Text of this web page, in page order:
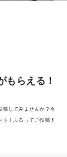
もらえる！
稿してみませんか？今
ト！ふるってご投稿下